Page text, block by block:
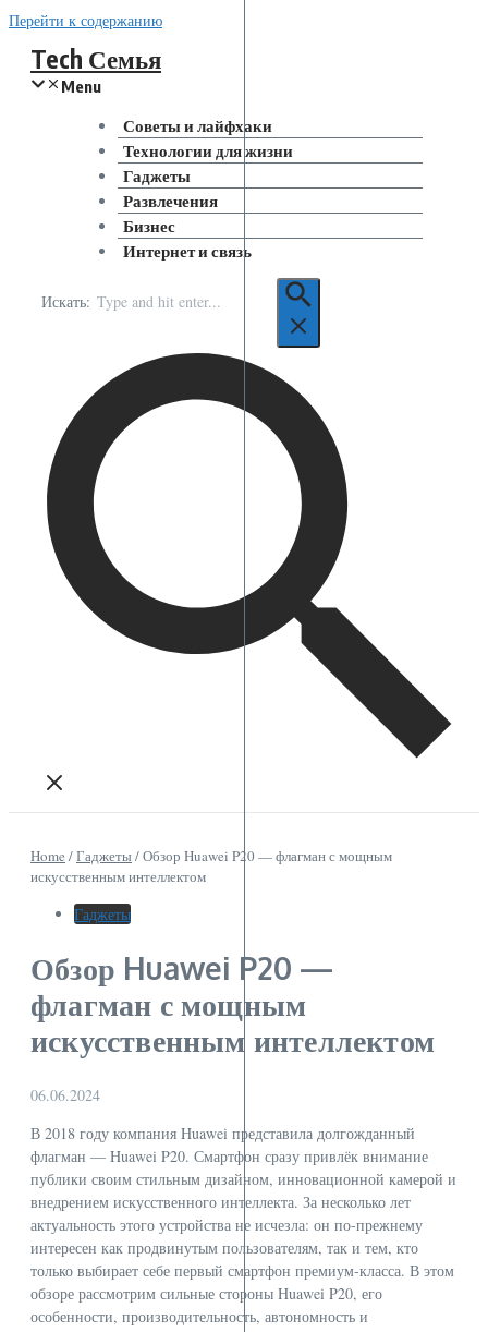
Перейти к содержанию
Tech Семья
Menu
Советы и лайфхаки
Технологии для жизни
Гаджеты
Развлечения
Бизнес
Интернет и связь
Искать:
Home /Гаджеты/Обзор Huawei P20 — флагман с мощным
искусственным интеллектом
Гаджеты
Обзор Huawei P20 —
флагман с мощным
искусственным интеллектом
06.06.2024
В 2018 году компания Huawei представила долгожданный
флагман — Huawei P20. Смартфон сразу привлёк внимание
публики своим стильным дизайном, инновационной камерой и
внедрением искусственного интеллекта. За несколько лет
актуальность этого устройства не исчезла: он по-прежнему
интересен как продвинутым пользователям, так и тем, кто
только выбирает себе первый смартфон премиум‑класса. В этом
обзоре рассмотрим сильные стороны Huawei P20, его
особенности, производительность, автономность и